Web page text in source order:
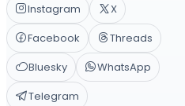
Instagram
X
Facebook
Threads
Bluesky
WhatsApp
Telegram